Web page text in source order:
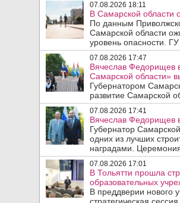
07.08.2026 18:11
В Самарской области
По данным
Самарской области
уровень опасности.
07.08.2026 17:47
Вячеслав Федорищев
Самарской области»
Губернатором
развитие Самарской
07.08.2026 17:41
Вячеслав Федорищев
Губернатор
одних из лучших
наградами.
07.08.2026 17:01
В Тольятти прошла
образовательных
В преддверии нового